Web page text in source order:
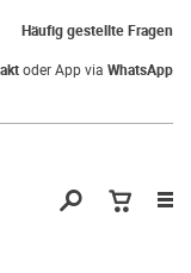
Häufig gestellte Fragen
oder App via WhatsApp